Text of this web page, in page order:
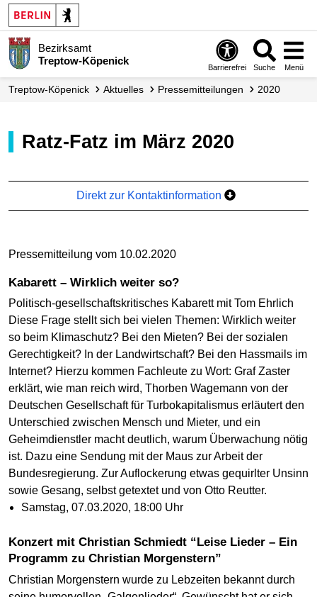
Bezirksamt
Treptow-Köpenick
Barrierefrei Suche Menü
Treptow-Köpenick Aktuelles Presse­mitteilungen 2020
Ratz-Fatz im März 2020
Direkt zur Kontaktinformation
Pressemitteilung vom 10.02.2020
Kabarett – Wirklich weiter so?
Politisch-gesellschaftskritisches Kabarett mit Tom Ehrlich
Diese Frage stellt sich bei vielen Themen: Wirklich weiter
so beim Klimaschutz? Bei den Mieten? Bei der sozialen
Gerechtigkeit? In der Landwirtschaft? Bei den Hassmails im
Internet? Hierzu kommen Fachleute zu Wort: Graf Zaster
erklärt, wie man reich wird, Thorben Wagemann von der
Deutschen Gesellschaft für Turbokapitalismus erläutert den
Unterschied zwischen Mensch und Mieter, und ein
Geheimdienstler macht deutlich, warum Überwachung nötig
ist. Dazu eine Sendung mit der Maus zur Arbeit der
Bundesregierung. Zur Auflockerung etwas gequirlter Unsinn
sowie Gesang, selbst getextet und von Otto Reutter.
Samstag, 07.03.2020, 18:00 Uhr
Konzert mit Christian Schmiedt “Leise Lieder – Ein
Programm zu Christian Morgenstern”
Christian Morgenstern wurde zu Lebzeiten bekannt durch